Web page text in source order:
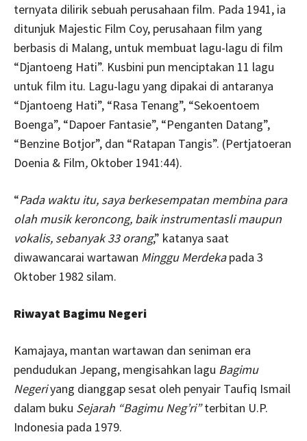
ternyata dilirik sebuah perusahaan film. Pada 1941, ia
ditunjuk Majestic Film Coy, perusahaan film yang
berbasis di Malang, untuk membuat lagu-lagu di film
“Djantoeng Hati”. Kusbini pun menciptakan 11 lagu
untuk film itu. Lagu-lagu yang dipakai di antaranya
“Djantoeng Hati”, “Rasa Tenang”, “Sekoentoem
Boenga”, “Dapoer Fantasie”, “Penganten Datang”,
“Benzine Botjor”, dan “Ratapan Tangis”. (Pertjatoeran
Doenia & Film, Oktober 1941:44).
“Pada waktu itu, saya berkesempatan membina para
olah musik keroncong, baik instrumentasli maupun
vokalis, sebanyak 33 orang,” katanya saat
diwawancarai wartawan Minggu Merdekapada 3
Oktober 1982 silam.
Riwayat Bagimu Negeri
Kamajaya, mantan wartawan dan seniman era
pendudukan Jepang, mengisahkan lagu Bagimu
Negeriyang dianggap sesat oleh penyair Taufiq Ismail
dalam buku Sejarah “Bagimu Neg’ri”terbitan U.P.
Indonesia pada 1979.